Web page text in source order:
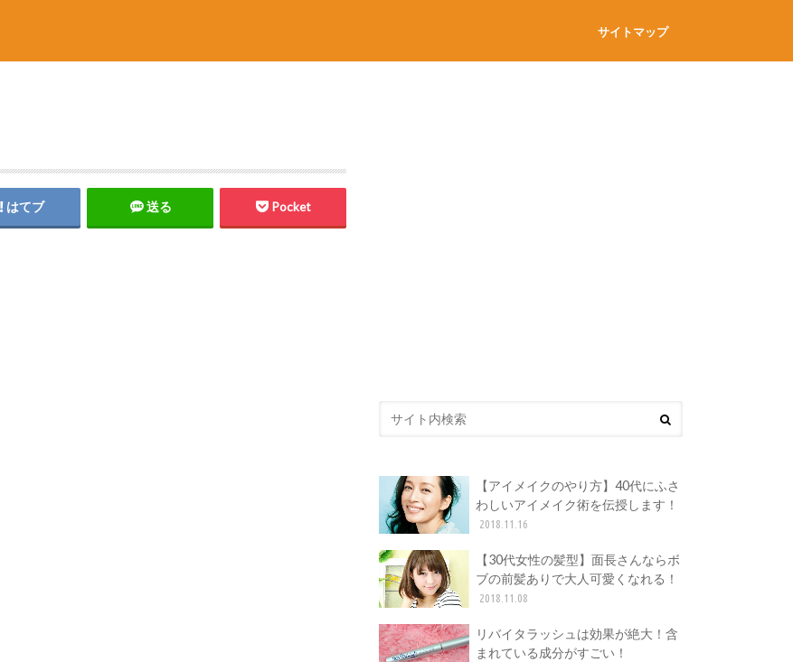
サイトマップ
はてブ 送る Pocket
【アイメイクのやり方】40代にふさ
わしいアイメイク術を伝授します！
2018.11.16
【30代女性の髪型】面長さんならボ
ブの前髪ありで大人可愛くなれる！
2018.11.08
リバイタラッシュは効果が絶大！含
まれている成分がすごい！